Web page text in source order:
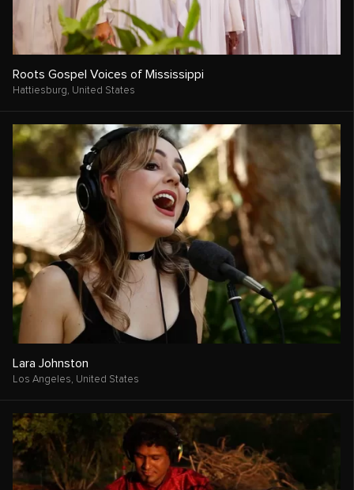
Roots Gospel Voices of Mississippi
Hattiesburg, United States
Lara Johnston
Los Angeles, United States